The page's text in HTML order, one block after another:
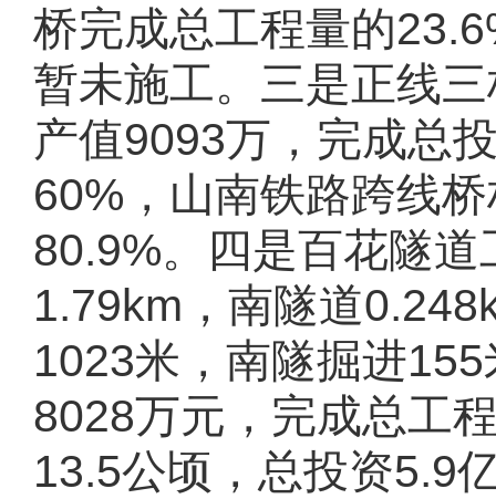
桥完成总工程量的
暂未施工。 三是正线
产值9093万，完成总
60% ，山南铁路跨线
80.9%。 四是百花隧道
1.79km ，南隧道
1023米，南隧掘进155
8028万元，完成总工
13.5公顷，总投资5.9